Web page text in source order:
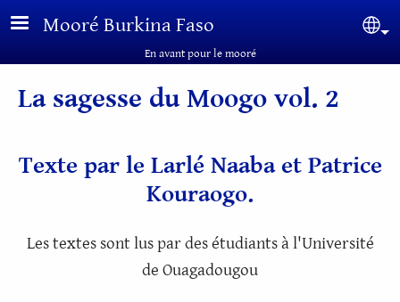
Aller au contenu principal
Mooré Burkina Faso
En avant pour le mooré
La sagesse du Moogo vol. 2
Texte par le Larlé Naaba et Patrice
Kouraogo.
Les textes sont lus par des étudiants à l'Université
de Ouagadougou